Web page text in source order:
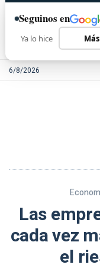
6/8/2026
Las
cada vez
el
Seguinos en
Ya lo hice